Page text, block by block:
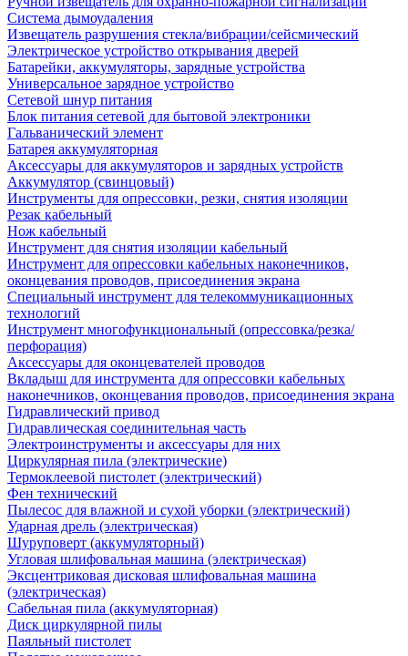
Система дымоудаления
Извещатель разрушения стекла/вибрации/сейсмический
Электрическое устройство открывания дверей
Батарейки, аккумуляторы, зарядные устройства
Универсальное зарядное устройство
Сетевой шнур питания
Блок питания сетевой для бытовой электроники
Гальванический элемент
Батарея аккумуляторная
Аксессуары для аккумуляторов и зарядных устройств
Аккумулятор (свинцовый)
Инструменты для опрессовки, резки, снятия изоляции
Резак кабельный
Нож кабельный
Инструмент для снятия изоляции кабельный
Инструмент для опрессовки кабельных наконечников,
оконцевания проводов, присоединения экрана
Специальный инструмент для телекоммуникационных
технологий
Инструмент многофункциональный (опрессовка/резка/
перфорация)
Аксессуары для оконцевателей проводов
Вкладыш для инструмента для опрессовки кабельных
наконечников, оконцевания проводов, присоединения экрана
Гидравлический привод
Гидравлическая соединительная часть
Электроинструменты и аксессуары для них
Циркулярная пила (электрические)
Термоклеевой пистолет (электрический)
Фен технический
Пылесос для влажной и сухой уборки (электрический)
Ударная дрель (электрическая)
Шуруповерт (аккумуляторный)
Угловая шлифовальная машина (электрическая)
Эксцентриковая дисковая шлифовальная машина
(электрическая)
Сабельная пила (аккумуляторная)
Диск циркулярной пилы
Паяльный пистолет